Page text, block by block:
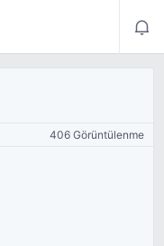
406 Görüntülenme